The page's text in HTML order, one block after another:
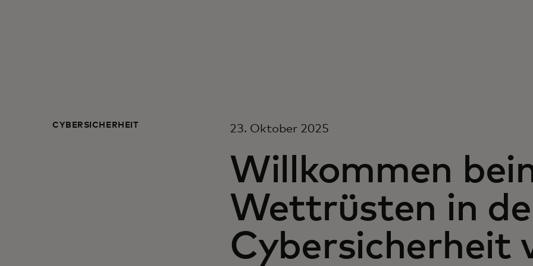
CYBERSICHERHEIT 23. Oktober 2025
Willkommen
Wettrüsten in
Cybersicherheit